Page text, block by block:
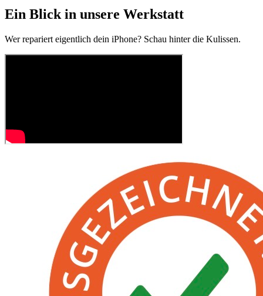
Ein Blick in unsere Werkstatt
Wer repariert eigentlich dein iPhone? Schau hinter die Kulissen.